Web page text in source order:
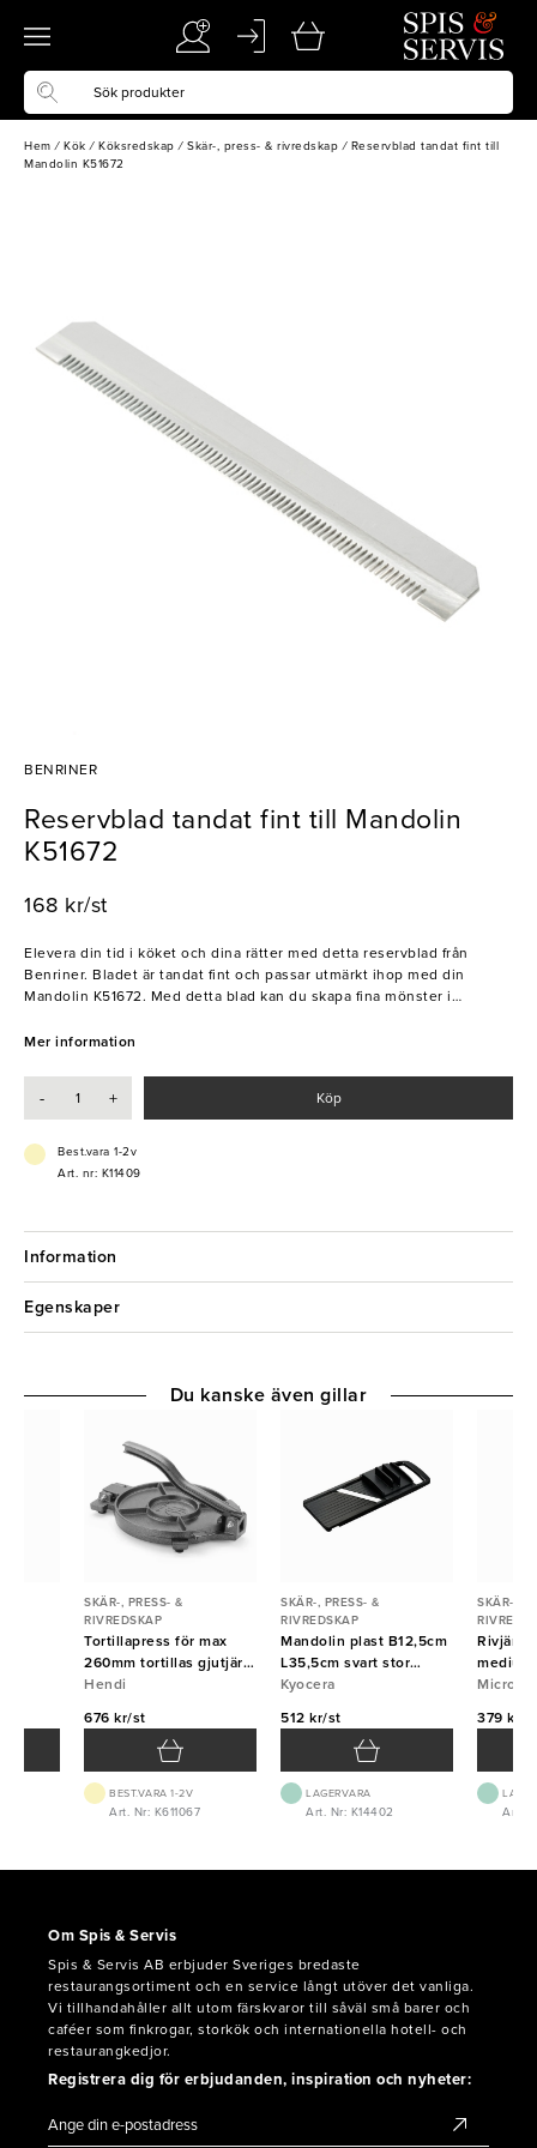
Hem / Kök / Köksredskap / Skär-, press- & rivredskap / Reservblad tandat fint till
Mandolin K51672
BENRINER
Reservblad tandat fint till Mandolin
K51672
168 kr/st
Elevera din tid i köket och dina rätter med detta reservblad från
Benriner. Bladet är tandat fint och passar utmärkt ihop med din
Mandolin K51672. Med detta blad kan du skapa fina mönster i
rätt som helst. Med bladets perfekta passform kan du med säkerhet
- Rostfritt stål
Mer information
- + Köp
Best.vara 1-2v
Art. nr: K11409
Information
Egenskaper
SKÄR-, PRESS- &
RIVREDSKAP
Tortillapress för max
260mm tortillas gjutjärn
Hendi
Hendi
676 kr/st
BEST.VARA 1-2V
Art. Nr: K611067
SKÄR-, PRESS- &
RIVREDSKAP
Mandolin plast B12,5cm
L35,5cm svart stor
Kyocera
Kyocera
512 kr/st
LAGERVARA
Art. Nr: K14402
SKÄR-,
Rivjärn
medium
379 kr/
Art.
Du kanske även gillar
Om Spis & Servis
Spis & Servis AB erbjuder Sveriges bredaste
restaurangsortiment och en service långt utöver det vanliga.
Vi tillhandahåller allt utom färskvaror till såväl små barer och
caféer som finkrogar, storkök och internationella hotell- och
restaurangkedjor.
Registrera dig för erbjudanden, inspiration och nyheter: